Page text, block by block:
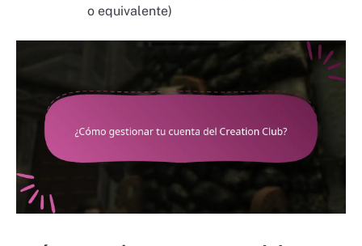
o equivalente)